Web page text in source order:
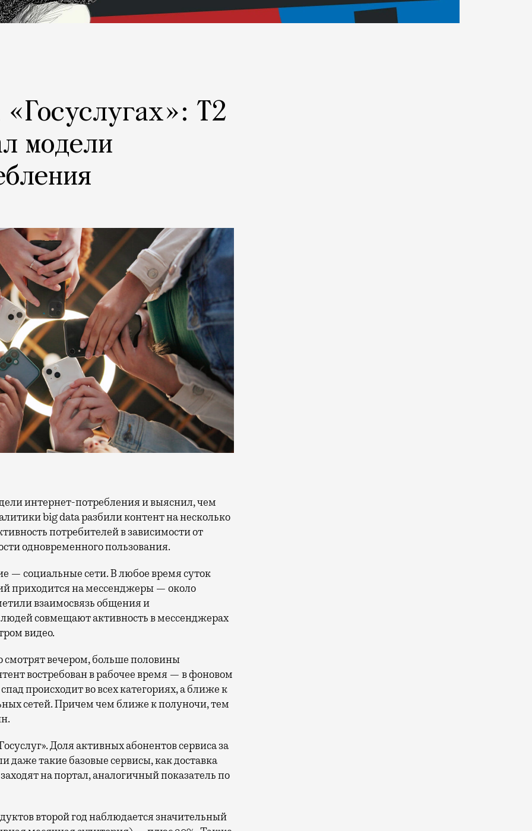
Т2
модели
big data разбили контент на несколько
потребителей в зависимости от
одновременного пользования.
— социальные сети. В любое время суток
приходится на мессенджеры — около
взаимосвязь общения и
совмещают активность в мессенджерах
видео.
смотрят вечером, больше половины
востребован в рабочее время — в фоновом
происходит во всех категориях, а ближе к
сетей. Причем чем ближе к полуночи, тем
Доля активных абонентов сервиса за
даже такие базовые сервисы, как доставка
на портал, аналогичный показатель по
второй год наблюдается значительный